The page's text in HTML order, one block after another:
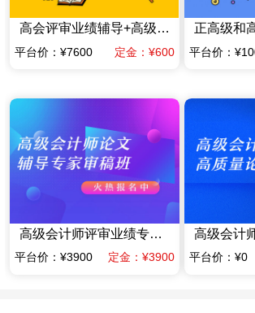
高会评审业绩辅导+高级会计师高质量论文辅导班一篇（赠送当年高会考试辅导课程）
平台价：¥7600 定金：¥600 平台价：
高级会计师评审业绩专家指导班业绩材料提前规划班（含答辩）（限时优惠价格）
平台价：¥3900 定金：¥3900 平台价：¥0